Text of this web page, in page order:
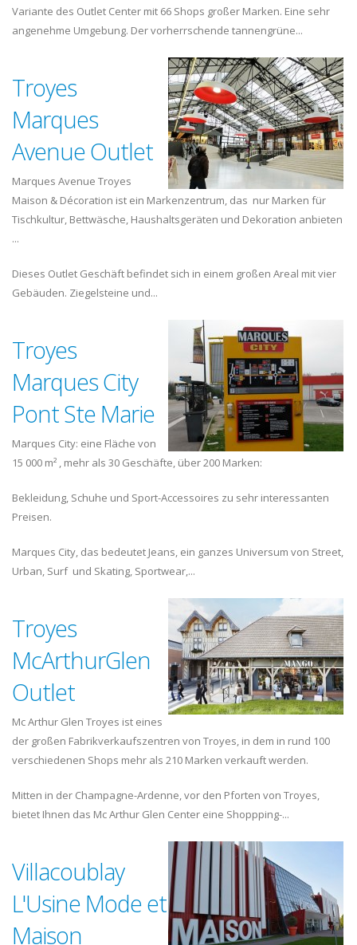
Variante des Outlet Center mit 66 Shops großer Marken. Eine sehr
angenehme Umgebung. Der vorherrschende tannengrüne...
Troyes
Marques
Avenue Outlet
Marques Avenue Troyes
Maison & Décoration ist ein Markenzentrum, das nur Marken für
Tischkultur, Bettwäsche, Haushaltsgeräten und Dekoration anbieten
...
Dieses Outlet Geschäft befindet sich in einem großen Areal mit vier
Gebäuden. Ziegelsteine und...
Troyes
Marques City
Pont Ste Marie
Marques City: eine Fläche von
15 000 m² , mehr als 30 Geschäfte, über 200 Marken:
Bekleidung, Schuhe und Sport-Accessoires zu sehr interessanten
Preisen.
Marques City, das bedeutet Jeans, ein ganzes Universum von Street,
Urban, Surf und Skating, Sportwear,...
Troyes
McArthurGlen
Outlet
Mc Arthur Glen Troyes ist eines
der großen Fabrikverkaufszentren von Troyes, in dem in rund 100
verschiedenen Shops mehr als 210 Marken verkauft werden.
Mitten in der Champagne-Ardenne, vor den Pforten von Troyes,
bietet Ihnen das Mc Arthur Glen Center eine Shoppping-...
Villacoublay
L'Usine Mode et
Maison